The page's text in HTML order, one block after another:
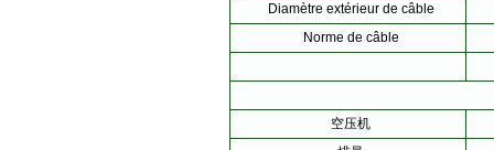
Diamètre extérieur de câble
Norme de câble
空压机